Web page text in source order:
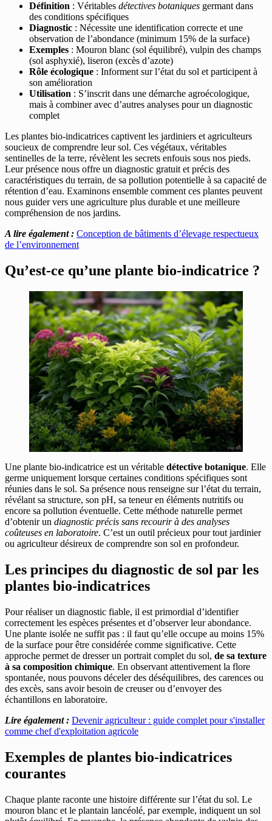
Définition : Véritables détectives botaniques germant dans
des conditions spécifiques
Diagnostic : Nécessite une identification correcte et une
observation de l’abondance (minimum 15% de la surface)
Exemples : Mouron blanc (sol équilibré), vulpin des champs
(sol asphyxié), liseron (excès d’azote)
Rôle écologique : Informent sur l’état du sol et participent à
son amélioration
Utilisation : S’inscrit dans une démarche agroécologique,
mais à combiner avec d’autres analyses pour un diagnostic
complet
Les plantes bio-indicatrices captivent les jardiniers et agriculteurs
soucieux de comprendre leur sol. Ces végétaux, véritables
sentinelles de la terre, révèlent les secrets enfouis sous nos pieds.
Leur présence nous offre un diagnostic gratuit et précis des
caractéristiques du terrain, de sa pollution potentielle à sa capacité de
rétention d’eau. Examinons ensemble comment ces plantes peuvent
nous guider vers une agriculture plus durable et une meilleure
compréhension de nos jardins.
A lire également : Conception de bâtiments d’élevage respectueux
de l’environnement
Qu’est-ce qu’une plante bio-indicatrice ?
Une plante bio-indicatrice est un véritable détective botanique. Elle
germe uniquement lorsque certaines conditions spécifiques sont
réunies dans le sol. Sa présence nous renseigne sur l’état du terrain,
révélant sa structure, son pH, sa teneur en éléments nutritifs ou
encore sa pollution éventuelle. Cette méthode naturelle permet
d’obtenir un diagnostic précis sans recourir à des analyses
coûteuses en laboratoire. C’est un outil précieux pour tout jardinier
ou agriculteur désireux de comprendre son sol en profondeur.
Les principes du diagnostic de sol par les
plantes bio-indicatrices
Pour réaliser un diagnostic fiable, il est primordial d’identifier
correctement les espèces présentes et d’observer leur abondance.
Une plante isolée ne suffit pas : il faut qu’elle occupe au moins 15%
de la surface pour être considérée comme significative. Cette
approche permet de dresser un portrait complet du sol, de sa texture
à sa composition chimique. En observant attentivement la flore
spontanée, nous pouvons déceler des déséquilibres, des carences ou
des excès, sans avoir besoin de creuser ou d’envoyer des
échantillons en laboratoire.
Lire également : Devenir agriculteur : guide complet pour s'installer
comme chef d'exploitation agricole
Exemples de plantes bio-indicatrices
courantes
Chaque plante raconte une histoire différente sur l’état du sol. Le
mouron blanc et le plantain lancéolé, par exemple, indiquent un sol